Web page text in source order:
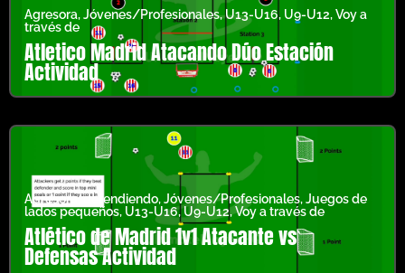
Agresora,Jóvenes/Profesionales,U13-U16, U9-U12,Voy a
través de
Atletico Madrid Atacando Dúo Estación
Actividad
Agresora,defendiendo,Jóvenes/Profesionales,Juegos de
lados pequeños, U13-U16,U9-U12,Voy a través de
Atlético de Madrid 1v1 Atacante vs
Defensas Actividad